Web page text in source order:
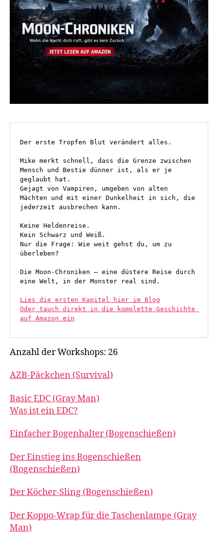
Der erste Tropfen Blut verändert alles.
Mike merkt schnell, dass die Grenze zwischen
Mensch und Bestie dünner ist, als er je
geglaubt hat.
Gejagt von Vampiren, umgeben von alten
Mächten und mit einer Dunkelheit in sich, die
jederzeit ausbrechen kann.
Keine Heldenreise.
Kein Schwarz und Weiß.
Nur die Frage: Wie weit gehst du, um zu
überleben?
Die Moon-Chroniken – eine düstere Reise durch
eine Welt, in der Monster real sind.
Lies die ersten Kapitel hier im Blog
Oder tauch direkt in die komplette Geschichte
auf Amazon ein
Anzahl der Workshops: 26
AZB-Päckchen (Survival)
Basic EDC (Gray Man)
Was ist ein EDC?
Einfacher Bogenhalter (Bogenschießen)
Der Einstieg ins Bogenschießen
(Bogenschießen)
Der Köcher-Sling (Bogenschießen)
Der Koppo-Wrap für die Taschenlampe (Gray
Man)